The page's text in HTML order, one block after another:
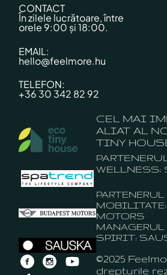
CONTACT
În zilele lucrătoare, între
orele 9:00 și 18:00.
EMAIL:
hello@feelmore.hu
TELEFON:
+36 30 342 82 92
CEL MAI
ALIAT AL
TINY
WELLNESS:
MOTORS
SPIRIT:
©2025
drepturile